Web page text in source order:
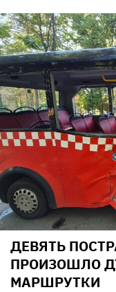
ДЕВЯТЬ
ПРОИЗОШЛО
МАРШРУТКИ